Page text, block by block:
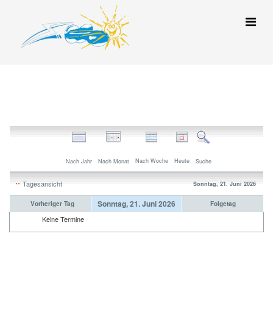
Nach Jahr Nach Monat Nach Woche Heute Suche
Tagesansicht Sonntag, 21. Juni 2026
Vorheriger Tag Sonntag, 21. Juni 2026 Folgetag
Keine Termine